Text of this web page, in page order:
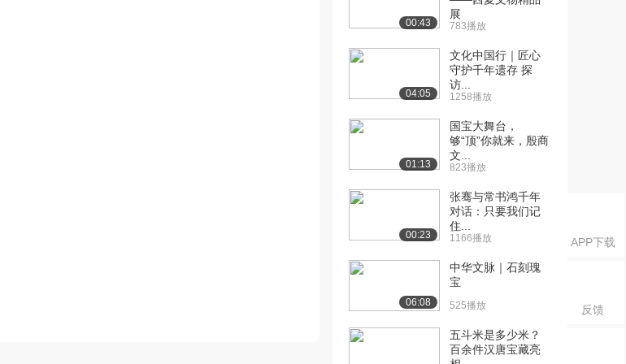
APP下载
反馈
00:43
展
783播放
04:05
文化中国行｜匠心
守护千年遗存 探
访...
1258播放
01:13
国宝大舞台，
够“顶”你就来，殷商
文...
823播放
00:23
张骞与常书鸿千年
对话：只要我们记
住...
1166播放
06:08
中华文脉｜石刻瑰
宝
525播放
五斗米是多少米？
百余件汉唐宝藏亮